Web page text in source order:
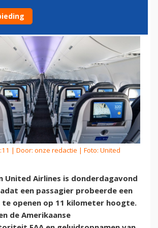
| Door: onze redactie | Foto: United
United Airlines is donderdagavond
een passagier probeerde een
openen op 11 kilometer hoogte.
de Amerikaanse